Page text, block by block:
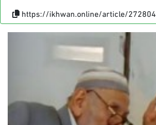
https://ikhwan.online/article/272804